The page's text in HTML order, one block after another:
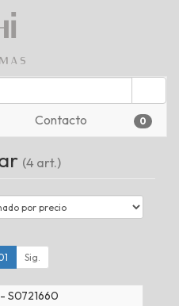
Contacto 0
(4 art.)
Sig.
S0721660